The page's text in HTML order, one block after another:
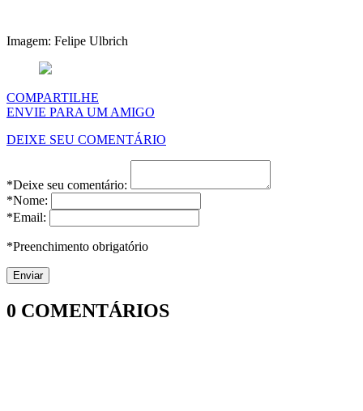
Imagem: Felipe Ulbrich
COMPARTILHE
ENVIE PARA UM AMIGO
DEIXE SEU COMENTÁRIO
*Deixe seu comentário:
*Nome:
*Email:
*Preenchimento obrigatório
0 COMENTÁRIOS